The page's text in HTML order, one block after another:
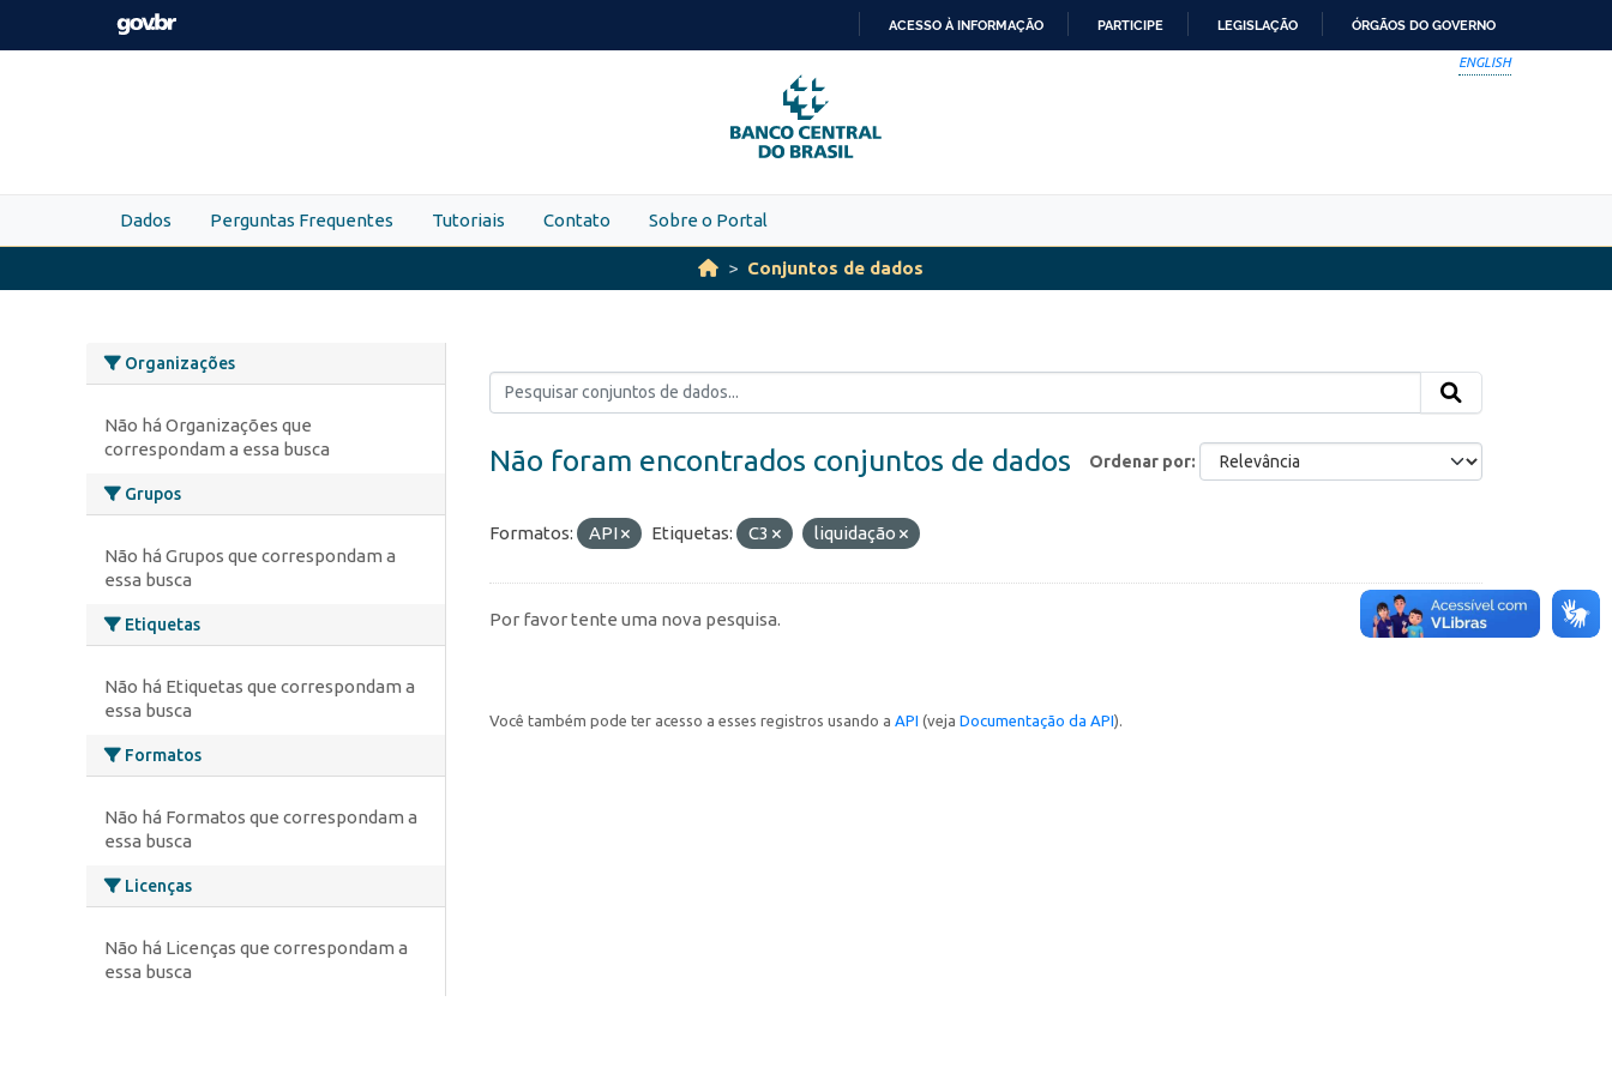
Skip to main content
PARA
O
CONTEÚDO
ACESSO À INFORMAÇÃO PARTICIPE LEGISLAÇÃO ÓRGÃOS DO GOVERNO
ENGLISH
Dados Perguntas Frequentes Tutoriais Contato Sobre o Portal
Conjuntos de dados
Organizações
Não há Organizações que
correspondam a essa busca
Grupos
Não há Grupos que correspondam a
essa busca
Etiquetas
Não há Etiquetas que correspondam a
essa busca
Formatos
Não há Formatos que correspondam a
essa busca
Licenças
Não há Licenças que correspondam a
essa busca
Ordenar por
Não foram encontrados conjuntos de dados
Formatos: API Etiquetas: C3 liquidação
Por favor tente uma nova pesquisa.
Você também pode ter acesso a esses registros usando a API (veja Documentação da API).